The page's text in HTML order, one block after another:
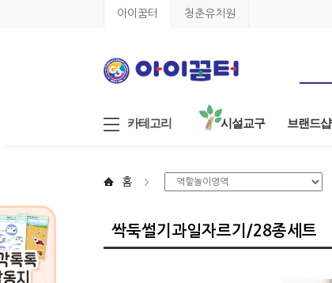
아이꿈터 청춘유치원
카테고리 시설교구 브랜드샵
홈
싹둑썰기과일자르기/28종세트